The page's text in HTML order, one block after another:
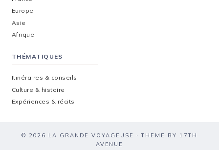
Europe
Asie
Afrique
THÉMATIQUES
Itinéraires & conseils
Culture & histoire
Expériences & récits
© 2026 LA GRANDE VOYAGEUSE · THEME BY 17TH
AVENUE